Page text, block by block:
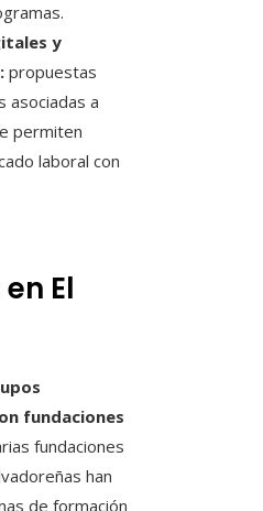
y
propuestas
asociadas a
permiten
laboral con
El
fundaciones
fundaciones
han
de formación